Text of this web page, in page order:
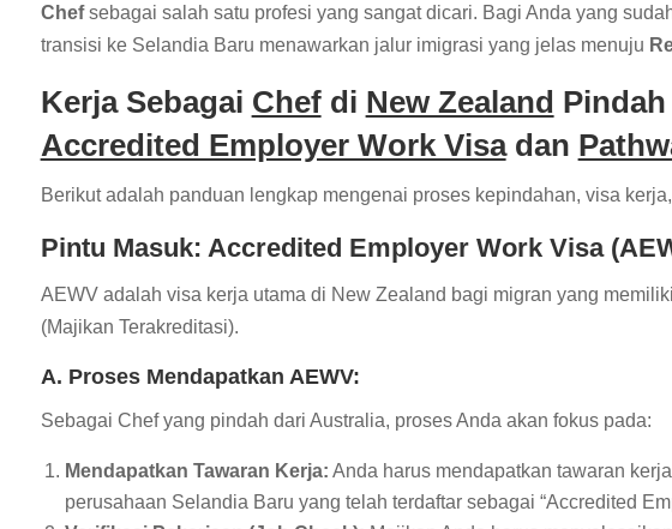
Chefsebagai salah satu profesi yang sangat dicari. Bagi Anda yang
transisi ke Selandia Baru menawarkan jalur imigrasi yang jelas menuju
Kerja Sebagai Chefdi New Zealand
Accredited Employer Work Visadan
Berikut adalah panduan lengkap mengenai proses kepindahan, visa
Pintu Masuk: Accredited Employer Work Visa
AEWV adalah visa kerja utama di New Zealand bagi migran yang
(Majikan Terakreditasi).
A. Proses Mendapatkan AEWV:
Sebagai Chef yang pindah dari Australia, proses Anda akan fokus pada:
Mendapatkan Tawaran Kerja: Anda harus mendapatkan tawaran kerja
perusahaan Selandia Baru yang telah terdaftar sebagai “Accredited